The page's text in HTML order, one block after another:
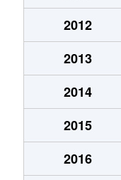
2012
2013
2014
2015
2016